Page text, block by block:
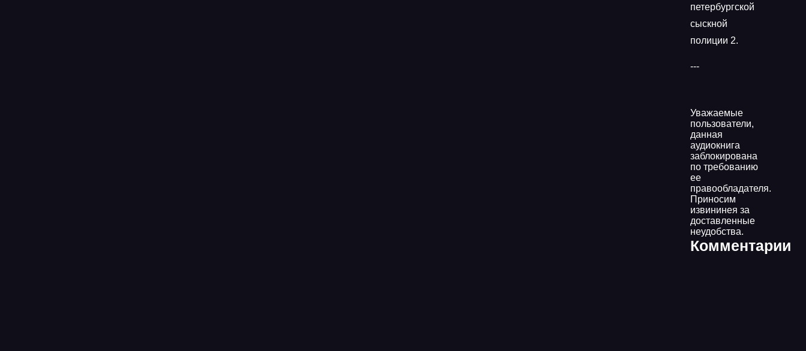
петербургской
сыскной
полиции 2.
---
Уважаемые
пользователи,
данная
аудиокнига
заблокирована
по требованию
ее
правообладателя.
Приносим
извининея за
доставленные
неудобства.
Комментарии